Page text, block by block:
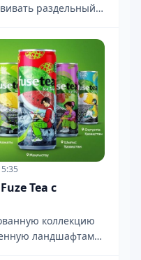
раздельный
Tea с
коллекцию
ландшафтами